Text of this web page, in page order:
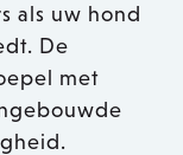
als uw hond
De
met